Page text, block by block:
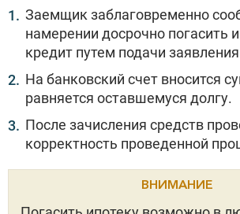
Заемщик заблаговременно
намерении досрочно погасить
кредит путем подачи
На банковский счет вносится
равняется оставшемуся долгу.
После зачисления средств
корректность проведенной
ВНИМАНИЕ